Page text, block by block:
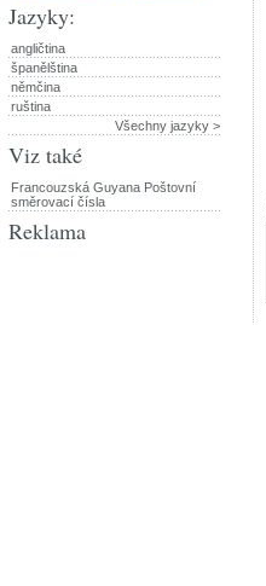
Jazyky:
angličtina
španělština
němčina
ruština
Všechny jazyky >
Viz také
Francouzská Guyana Poštovní
směrovací čísla
Reklama